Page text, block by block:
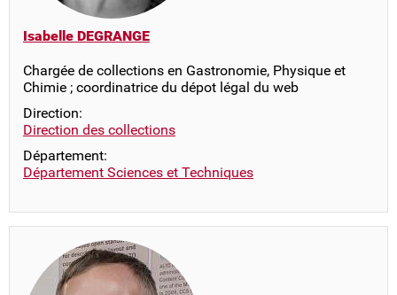
Isabelle DEGRANGE
Chargée de collections en Gastronomie, Physique et
Chimie ; coordinatrice du dépot légal du web
Direction:
Direction des collections
Département:
Département Sciences et Techniques